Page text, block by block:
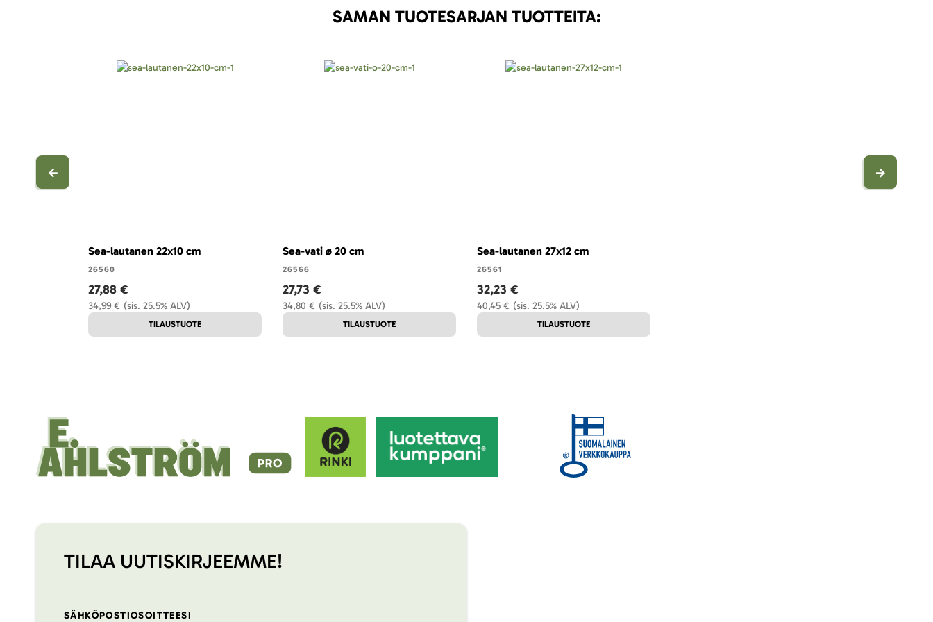
SAMAN TUOTESARJAN TUOTTEITA:
Sea-lautanen 22x10 cm
26560
(sis. 25.5% ALV)
34,99 €
27,88 €
TILAUSTUOTE
Sea-vati ø 20 cm
26566
(sis. 25.5% ALV)
34,80 €
27,73 €
TILAUSTUOTE
Sea-lautanen 27x12 cm
26561
(sis. 25.5% ALV)
40,45 €
32,23 €
TILAUSTUOTE
TILAA UUTISKIRJEEMME!
SÄHKÖPOSTIOSOITTEESI